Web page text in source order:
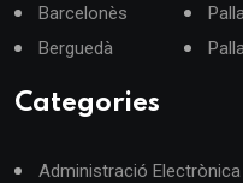
Barcelonès
Berguedà
Categories
Administració Electrònica